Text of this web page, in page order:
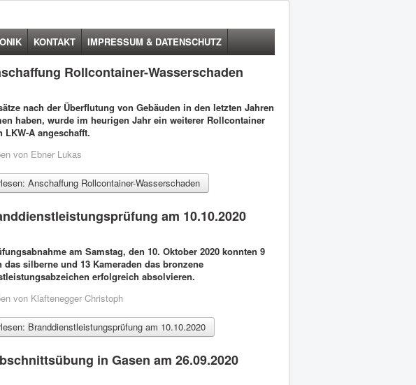
KONTAKT IMPRESSUM & DATENSCHUTZ
Rollcontainer-Wasserschaden
nach der Überflutung von Gebäuden in den letzten Jahren
haben, wurde im heurigen Jahr ein weiterer Rollcontainer
LKW-A angeschafft.
von Ebner Lukas
Anschaffung Rollcontainer-Wasserschaden
am 10.10.2020
am Samstag, den 10. Oktober 2020 konnten 9
das silberne und 13 Kameraden das bronzene
erfolgreich absolvieren.
von Klaftenegger Christoph
Branddienstleistungsprüfung am 10.10.2020
in Gasen am 26.09.2020